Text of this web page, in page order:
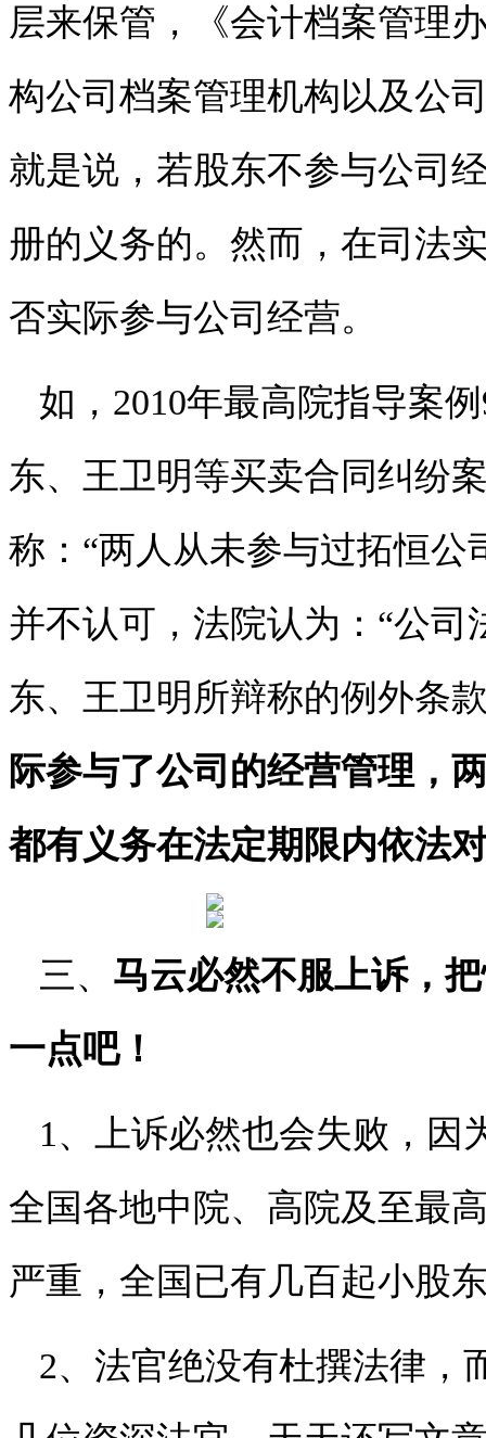
层来保管，《会计档案管理
构公司档案管理机构以及公
就是说，若股东不参与公司
册的义务的。然而，在司法
否实际参与公司经营。
如，2010年最高院指导案
东、王卫明等买卖合同纠纷
称：“两人从未参与过拓恒
并不认可，法院认为：“公
东、王卫明所辩称的例外条
际参与了公司的经营管理，
都有义务在法定期限内依法
三、 马云必然不服上诉，
一点吧！
1、上诉必然也会失败，因
全国各地中院、高院及至最
严重，全国已有几百起小股
2、法官绝没有杜撰法律，